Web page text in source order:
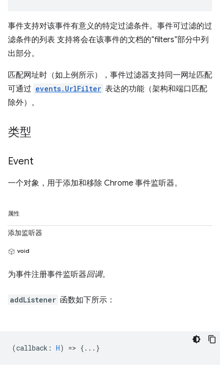
事件支持对该事件有意义的特定过滤条件。事件可过滤的过
滤条件的列表 支持将会在该事件的文档的“filters”部分中列
出部分。
匹配网址时（如上例所示），事件过滤器支持同一网址匹配
可通过 events.UrlFilter 表达的功能（架构和端口匹配
除外）。
类型
Event
一个对象，用于添加和移除 Chrome 事件监听器。
属性
添加监听器
void
为事件注册事件监听器回调。
addListener 函数如下所示：
(callback : H) => {...}